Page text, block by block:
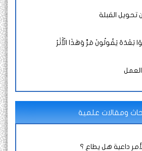
القبلة
يَقُولُونَ مَرَّ وَهَذَا الْأَثَرُ
ومقالات علمية
هل يطاع ؟